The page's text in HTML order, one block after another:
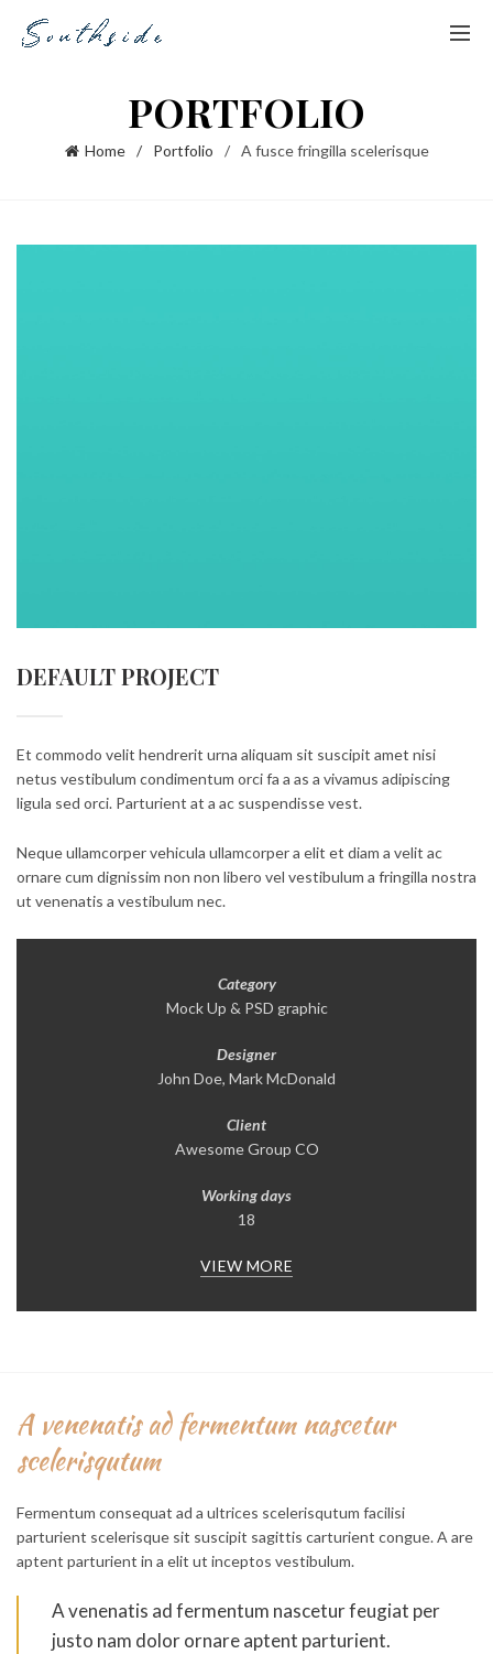
PORTFOLIO
Home Portfolio A fusce fringilla scelerisque
DEFAULT PROJECT
Et commodo velit hendrerit urna aliquam sit suscipit amet nisi
netus vestibulum condimentum orci fa a as a vivamus adipiscing
ligula sed orci. Parturient at a ac suspendisse vest.
Neque ullamcorper vehicula ullamcorper a elit et diam a velit ac
ornare cum dignissim non non libero vel vestibulum a fringilla nostra
ut venenatis a vestibulum nec.
Category
Mock Up & PSD graphic
Designer
John Doe, Mark McDonald
Client
Awesome Group CO
Working days
18
VIEW MORE
A venenatis ad fermentum nascetur
scelerisqutum
Fermentum consequat ad a ultrices scelerisqutum facilisi
parturient scelerisque sit suscipit sagittis carturient congue. A are
aptent parturient in a elit ut inceptos vestibulum.
A venenatis ad fermentum nascetur feugiat per
justo nam dolor ornare aptent parturient.